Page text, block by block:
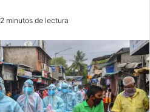
2 minutos de lectura